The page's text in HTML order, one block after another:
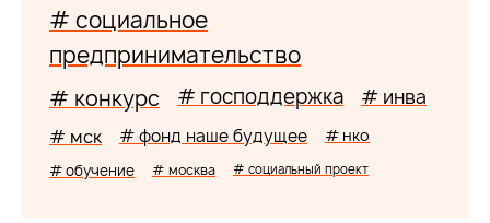
# социальное
предпринимательство
# конкурс # господдержка # инва
# мск # фонд наше будущее # нко
# обучение # москва # социальный проект